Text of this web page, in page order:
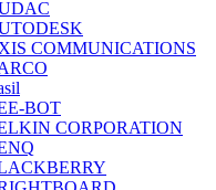
COMMUNICATIONS
BOT
CORPORATION